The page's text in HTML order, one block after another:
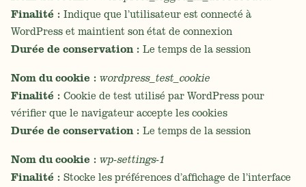
Finalité : Indique que l’utilisateur est connecté à
WordPress et maintient son état de connexion
Durée de conservation : Le temps de la session
Nom du cookie : wordpress_test_cookie
Finalité : Cookie de test utilisé par WordPress pour
vérifier que le navigateur accepte les cookies
Durée de conservation : Le temps de la session
Nom du cookie : wp-settings-1
Finalité : Stocke les préférences d’affichage de l’interface